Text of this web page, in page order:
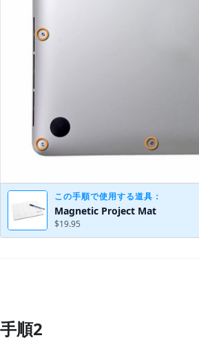
この手順で使用する道具：
Magnetic Project Mat
$19.95
コメントを追加
手順2